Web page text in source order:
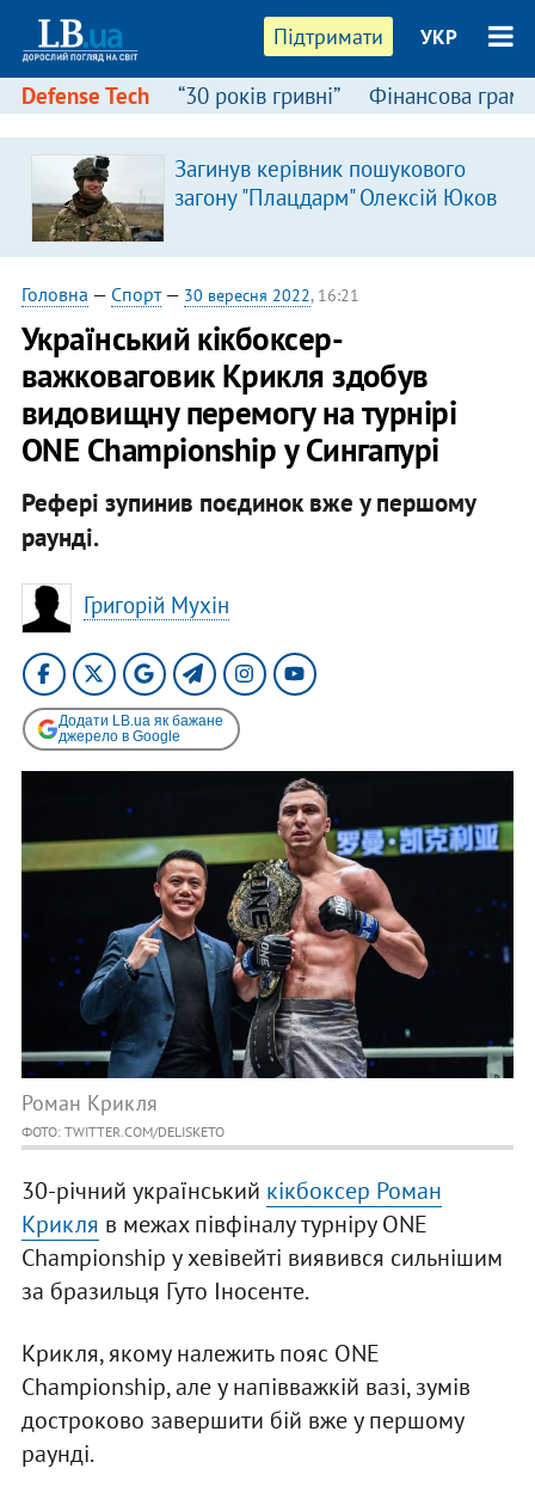
Підтримати УКР
Defense Tech “30 років гривні” Фінансова
Загинув керівник пошукового
загону "Плацдарм" Олексій Юков
Головна — Спорт— 30 вересня 2022, 16:21
Український кікбоксер-
важковаговик Крикля здобув
видовищну перемогу на турнірі
ONE Championship у Сингапурі
Рефері зупинив поєдинок вже у першому
раунді.
Григорій Мухін
Додати LB.ua як бажане
джерело в Google
Роман Крикля
ФОТО: TWITTER.COM/DELISKETO
30-річний український кікбоксер Роман
Крикля в межах півфіналу турніру ONE
Championship у хевівейті виявився сильнішим
за бразильця Гуто Іносенте.
Крикля, якому належить пояс ONE
Championship, але у напівважкій вазі, зумів
достроково завершити бій вже у першому
раунді.